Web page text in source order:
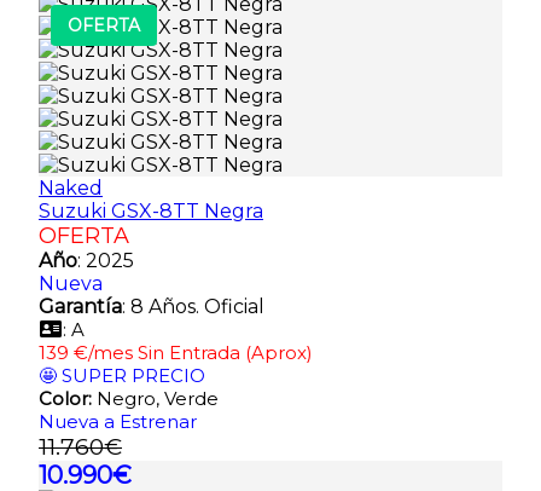
OFERTA
Naked
Suzuki GSX-8TT Negra
OFERTA
Año: 2025
Nueva
Garantía: 8 Años. Oficial
: A
139 €/mes Sin Entrada (Aprox)
🤩 SUPER PRECIO
Color: Negro, Verde
Nueva a Estrenar
11.760€
10.990€